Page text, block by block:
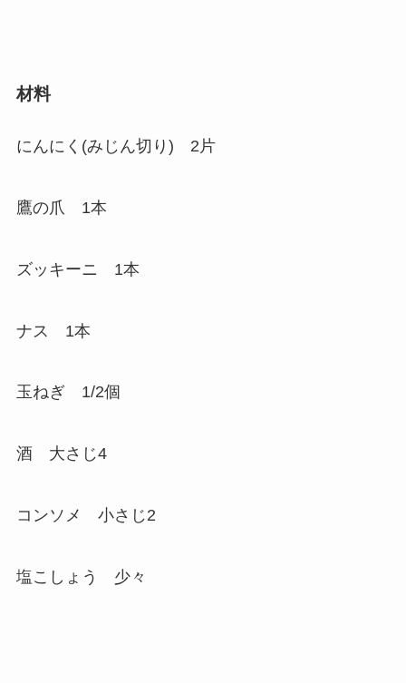
材料
にんにく(みじん切り) 2片
鷹の爪 1本
ズッキーニ 1本
ナス 1本
玉ねぎ 1/2個
酒 大さじ4
コンソメ 小さじ2
塩こしょう 少々